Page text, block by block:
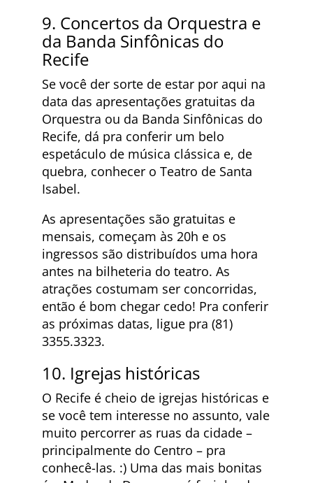
9. Concertos da Orquestra e
da Banda Sinfônicas do
Recife
Se você der sorte de estar por aqui na
data das apresentações gratuitas da
Orquestra ou da Banda Sinfônicas do
Recife, dá pra conferir um belo
espetáculo de música clássica e, de
quebra, conhecer o Teatro de Santa
Isabel.
As apresentações são gratuitas e
mensais, começam às 20h e os
ingressos são distribuídos uma hora
antes na bilheteria do teatro. As
atrações costumam ser concorridas,
então é bom chegar cedo! Pra conferir
as próximas datas, ligue pra (81)
3355.3323.
10. Igrejas históricas
O Recife é cheio de igrejas históricas e
se você tem interesse no assunto, vale
muito percorrer as ruas da cidade –
principalmente do Centro – pra
conhecê-las. :) Uma das mais bonitas